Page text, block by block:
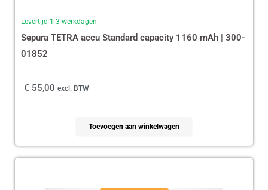
Levertijd 1-3 werkdagen
Sepura TETRA accu Standard capacity 1160 mAh | 300-
01852
€ 55,00 excl. BTW
Toevoegen aan winkelwagen